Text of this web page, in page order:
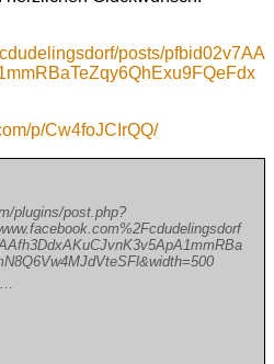
posts/pfbid02v7AA
p/Cw4foJCIrQQ/